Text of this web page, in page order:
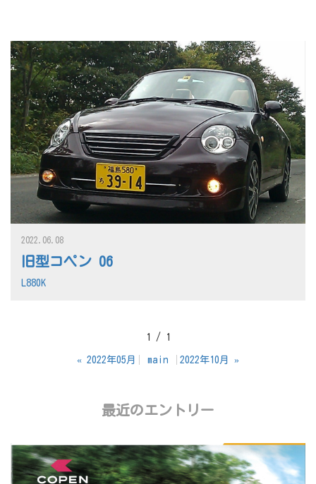
旧型コペン 06
2022.06.08
L880K
1 / 1
« 2022年05月 main 2022年10月 »
最近のエントリー